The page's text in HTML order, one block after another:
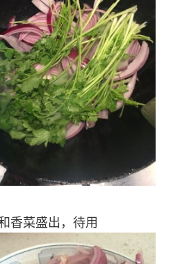
香菜盛出，待用